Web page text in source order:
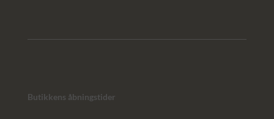
Butikkens åbningstider